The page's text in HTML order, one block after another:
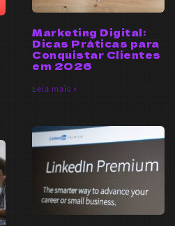
Marketing Digital:
Dicas Práticas para
Conquistar Clientes
em 2026
Leia mais »